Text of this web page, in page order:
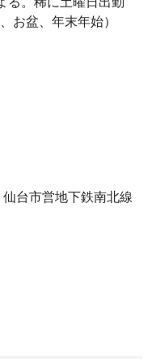
お盆、年末年始）
台市営地下鉄南北線